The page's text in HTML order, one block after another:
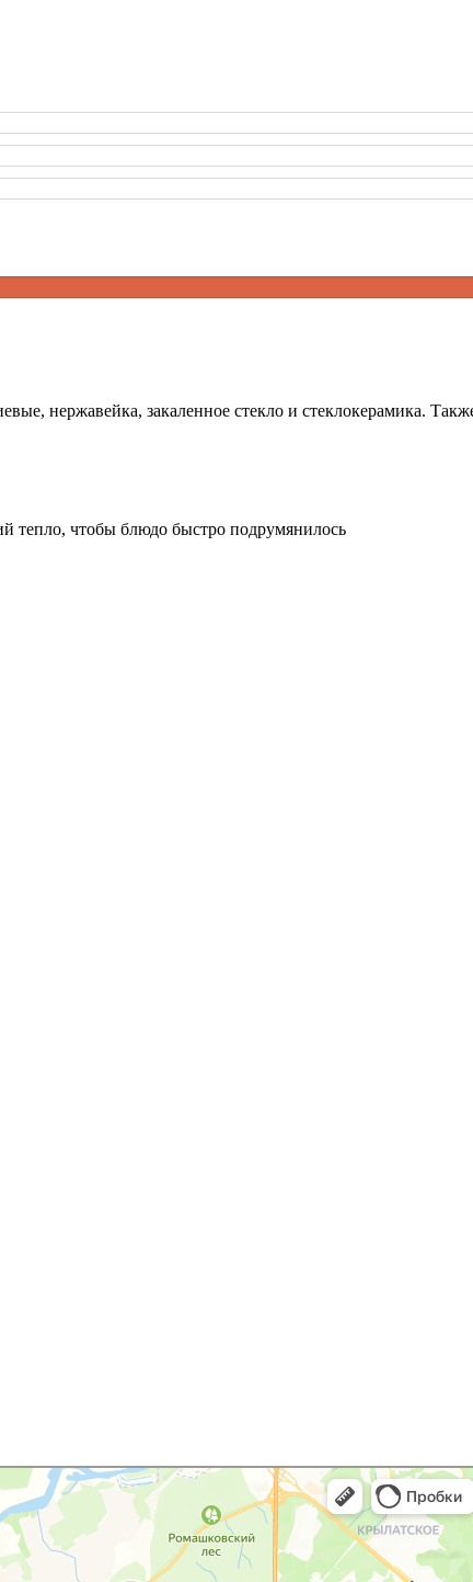
нержавейка, закаленное стекло и стеклокерамика.
тепло, чтобы блюдо быстро подрумянилось